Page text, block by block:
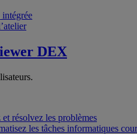
DEX
résolvez les problèmes
les tâches informatiques